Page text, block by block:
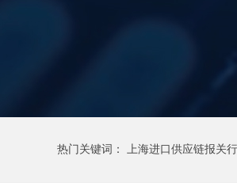
热门关键词： 上海进口供应链报关行